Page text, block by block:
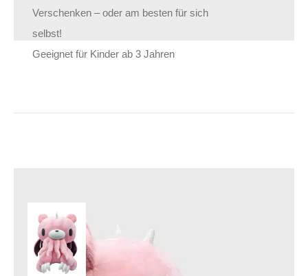
Verschenken – oder am besten für sich
selbst!
Geeignet für Kinder ab 3 Jahren
Kreeptures Gloomy:
Cthulhu